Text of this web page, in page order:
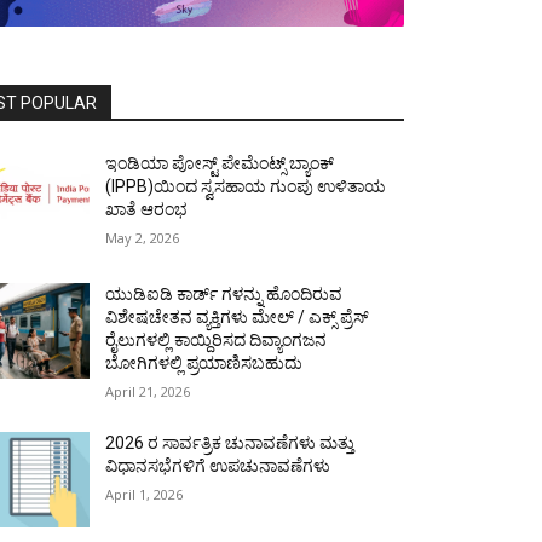
POPULAR
ಇಂಡಿಯಾ ಪೋಸ್ಟ್ ಪೇಮೆಂಟ್ಸ್ ಬ್ಯಾಂಕ್
(IPPB)ಯಿಂದ ಸ್ವಸಹಾಯ ಗುಂಪು ಉಳಿತಾಯ
ಖಾತೆ ಆರಂಭ
May 2, 2026
ಯುಡಿಐಡಿ ಕಾರ್ಡ್ ಗಳನ್ನು ಹೊಂದಿರುವ
ವಿಶೇಷಚೇತನ ವ್ಯಕ್ತಿಗಳು ಮೇಲ್ / ಎಕ್ಸ್ ಪ್ರೆಸ್
ರೈಲುಗಳಲ್ಲಿ ಕಾಯ್ದಿರಿಸದ ದಿವ್ಯಾಂಗಜನ
ಬೋಗಿಗಳಲ್ಲಿ ಪ್ರಯಾಣಿಸಬಹುದು
April 21, 2026
2026 ರ ಸಾರ್ವತ್ರಿಕ ಚುನಾವಣೆಗಳು ಮತ್ತು
ವಿಧಾನಸಭೆಗಳಿಗೆ ಉಪಚುನಾವಣೆಗಳು
April 1, 2026